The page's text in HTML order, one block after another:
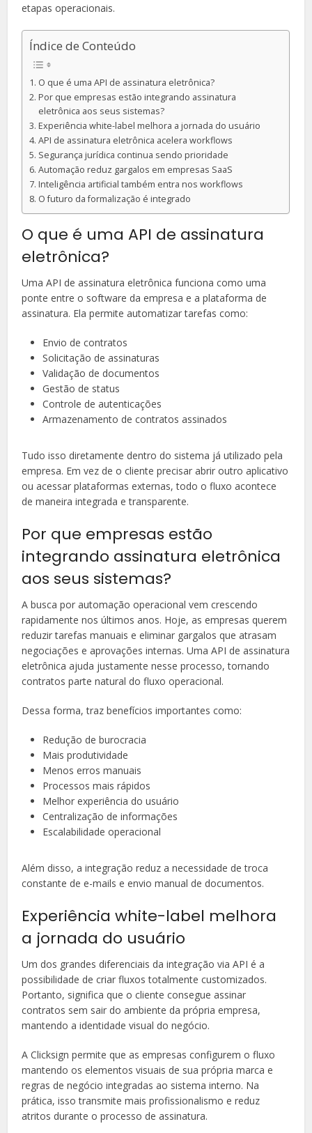
etapas operacionais.
Índice de Conteúdo
O que é uma API de assinatura eletrônica?
Por que empresas estão integrando assinatura
eletrônica aos seus sistemas?
Experiência white-label melhora a jornada do usuário
API de assinatura eletrônica acelera workflows
Segurança jurídica continua sendo prioridade
Automação reduz gargalos em empresas SaaS
Inteligência artificial também entra nos workflows
O futuro da formalização é integrado
O que é uma API de assinatura
eletrônica?
Uma API de assinatura eletrônica funciona como uma
ponte entre o software da empresa e a plataforma de
assinatura. Ela permite automatizar tarefas como:
Envio de contratos
Solicitação de assinaturas
Validação de documentos
Gestão de status
Controle de autenticações
Armazenamento de contratos assinados
Tudo isso diretamente dentro do sistema já utilizado pela
empresa. Em vez de o cliente precisar abrir outro aplicativo
ou acessar plataformas externas, todo o fluxo acontece
de maneira integrada e transparente.
Por que empresas estão
integrando assinatura eletrônica
aos seus sistemas?
A busca por automação operacional vem crescendo
rapidamente nos últimos anos. Hoje, as empresas querem
reduzir tarefas manuais e eliminar gargalos que atrasam
negociações e aprovações internas. Uma API de assinatura
eletrônica ajuda justamente nesse processo, tornando
contratos parte natural do fluxo operacional.
Dessa forma, traz benefícios importantes como:
Redução de burocracia
Mais produtividade
Menos erros manuais
Processos mais rápidos
Melhor experiência do usuário
Centralização de informações
Escalabilidade operacional
Além disso, a integração reduz a necessidade de troca
constante de e-mails e envio manual de documentos.
Experiência white-label melhora
a jornada do usuário
Um dos grandes diferenciais da integração via API é a
possibilidade de criar fluxos totalmente customizados.
Portanto, significa que o cliente consegue assinar
contratos sem sair do ambiente da própria empresa,
mantendo a identidade visual do negócio.
A Clicksign permite que as empresas configurem o fluxo
mantendo os elementos visuais de sua própria marca e
regras de negócio integradas ao sistema interno. Na
prática, isso transmite mais profissionalismo e reduz
atritos durante o processo de assinatura.